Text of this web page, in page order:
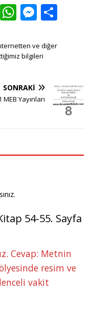
T W
at
s
p
p
M
ss
e
g
ve diğer
bilgileri
SONRAKI
Yayınları
.
54-55. Sayfa
Cevap: Metnin
resim ve
vakit